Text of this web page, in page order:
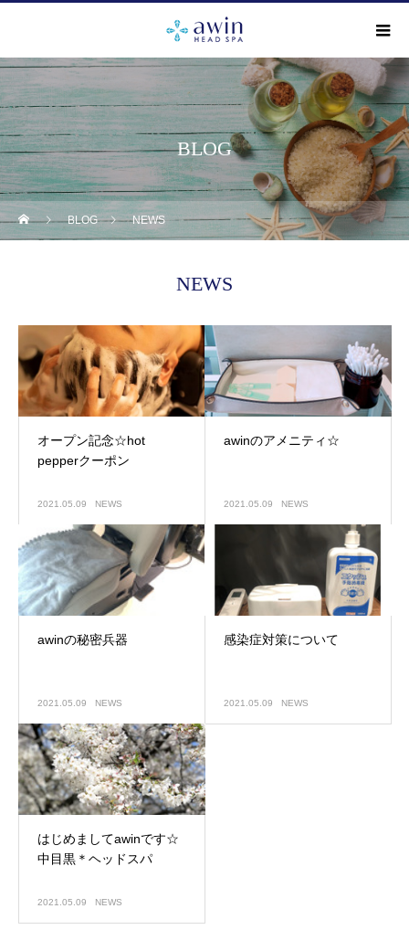
BLOG
BLOG NEWS
NEWS
オープン記念☆hot
pepperクーポン
2021.05.09 NEWS
awinのアメニティ☆
2021.05.09 NEWS
awinの秘密兵器
2021.05.09 NEWS
感染症対策について
2021.05.09 NEWS
はじめましてawinです☆
中目黒＊ヘッドスパ
2021.05.09 NEWS